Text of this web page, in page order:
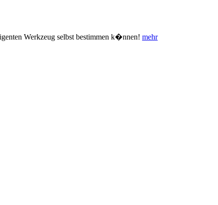
Werkzeug selbst bestimmen k�nnen! mehr